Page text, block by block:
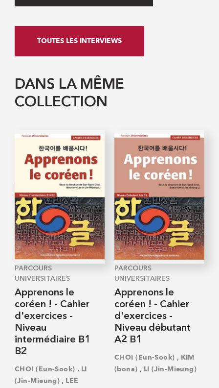
TOUTES LES INTERVIEWS
DANS LA MÊME
COLLECTION
PARCOURS
UNIVERSITAIRES
Apprenons le
coréen ! - Cahier
d'exercices -
Niveau
intermédiaire B1
B2
CHOI (Eun-Sook) , LI
(Jin-Mieung) , LEE
PARCOURS
UNIVERSITAIRES
Apprenons le
coréen ! - Cahier
d'exercices -
Niveau débutant
A2 B1
CHOI (Eun-Sook) , KIM
(bona) , LI (Jin-Mieung)